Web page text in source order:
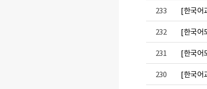
233
[한국어
232
[한국어
231
[한국어
230
[한국어